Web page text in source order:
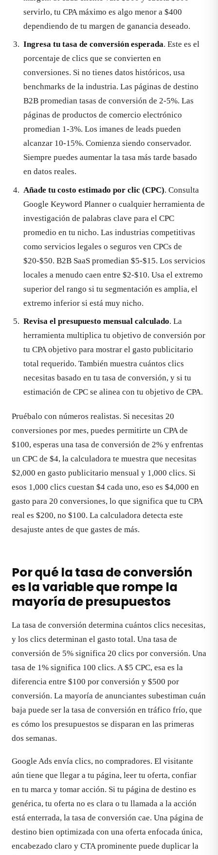
servirlo, tu CPA máximo es algo menor a $400
dependiendo de tu margen de ganancia deseado.
Ingresa tu tasa de conversión esperada. Este es el
porcentaje de clics que se convierten en
conversiones. Si no tienes datos históricos, usa
benchmarks de la industria. Las páginas de destino
B2B promedian tasas de conversión de 2-5%. Las
páginas de productos de comercio electrónico
promedian 1-3%. Los imanes de leads pueden
alcanzar 10-15%. Comienza siendo conservador.
Siempre puedes aumentar la tasa más tarde basado
en datos reales.
Añade tu costo estimado por clic (CPC). Consulta
Google Keyword Planner o cualquier herramienta de
investigación de palabras clave para el CPC
promedio en tu nicho. Las industrias competitivas
como servicios legales o seguros ven CPCs de
$20-$50. B2B SaaS promedian $5-$15. Los servicios
locales a menudo caen entre $2-$10. Usa el extremo
superior del rango si tu segmentación es amplia, el
extremo inferior si está muy nicho.
Revisa el presupuesto mensual calculado. La
herramienta multiplica tu objetivo de conversión por
tu CPA objetivo para mostrar el gasto publicitario
total requerido. También muestra cuántos clics
necesitas basado en tu tasa de conversión, y si tu
estimación de CPC se alinea con tu objetivo de CPA.
Pruébalo con números realistas. Si necesitas 20
conversiones por mes, puedes permitirte un CPA de
$100, esperas una tasa de conversión de 2% y enfrentas
un CPC de $4, la calculadora te muestra que necesitas
$2,000 en gasto publicitario mensual y 1,000 clics. Si
esos 1,000 clics cuestan $4 cada uno, eso es $4,000 en
gasto para 20 conversiones, lo que significa que tu CPA
real es $200, no $100. La calculadora detecta este
desajuste antes de que gastes de más.
Por qué la tasa de conversión
es la variable que rompe la
mayoría de presupuestos
La tasa de conversión determina cuántos clics necesitas,
y los clics determinan el gasto total. Una tasa de
conversión de 5% significa 20 clics por conversión. Una
tasa de 1% significa 100 clics. A $5 CPC, esa es la
diferencia entre $100 por conversión y $500 por
conversión. La mayoría de anunciantes subestiman cuán
baja puede ser la tasa de conversión en tráfico frío, que
es cómo los presupuestos se disparan en las primeras
dos semanas.
Google Ads envía clics, no compradores. El visitante
aún tiene que llegar a tu página, leer tu oferta, confiar
en tu marca y tomar acción. Si tu página de destino es
genérica, tu oferta no es clara o tu llamada a la acción
está enterrada, la tasa de conversión cae. Una página de
destino bien optimizada con una oferta enfocada única,
encabezado claro y CTA prominente puede duplicar la